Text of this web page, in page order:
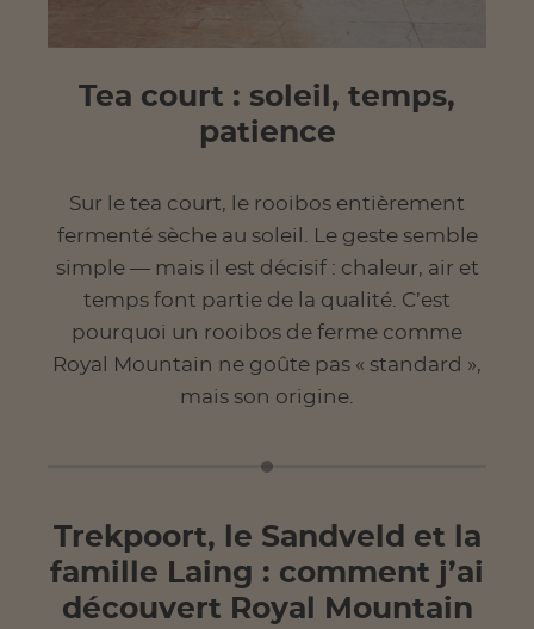
Tea court : soleil, temps,
patience
Sur le tea court, le rooibos entièrement
fermenté sèche au soleil. Le geste semble
simple — mais il est décisif : chaleur, air et
temps font partie de la qualité. C’est
pourquoi un rooibos de ferme comme
Royal Mountain ne goûte pas « standard »,
mais son origine.
Trekpoort, le Sandveld et la
famille Laing : comment j’ai
découvert Royal Mountain